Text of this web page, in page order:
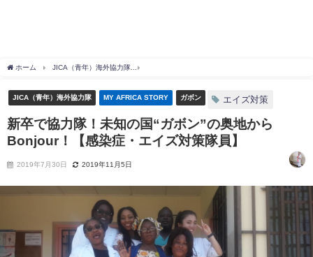
ホーム JICA（青年）海外協力隊
JICA（青年）海外協力隊 MY AFRICA STORY ガボン エイズ対策
新卒で協力隊！未知の国“ガボン”の奥地から
Bonjour！【感染症・エイズ対策隊員】
2019年7月30日 2019年11月5日